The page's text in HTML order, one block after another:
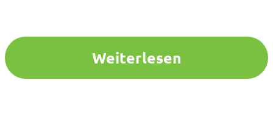
da auch immer die Frage auftritt, wie…
Weiterlesen